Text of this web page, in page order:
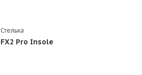
Стелька
FX2 Pro Insole